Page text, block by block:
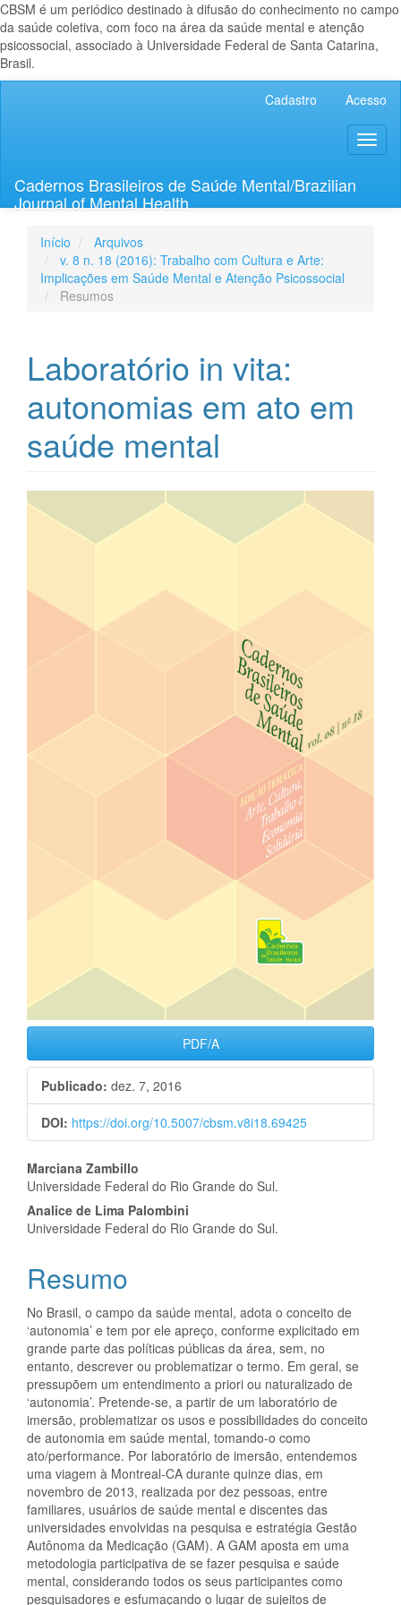
CBSM é um periódico destinado à difusão do conhecimento no campo
da saúde coletiva, com foco na área da saúde mental e atenção
psicossocial, associado à Universidade Federal de Santa Catarina,
Brasil.
Lateral
Cadastro Acesso
Cadernos Brasileiros de Saúde Mental/Brazilian
Journal of Mental Health
Início
Arquivos
v. 8 n. 18 (2016): Trabalho com Cultura e Arte:
Implicações em Saúde Mental e Atenção Psicossocial
Resumos
Laboratório in vita:
autonomias em ato em
saúde mental
Barra
lateral
artigos
PDF/A
Publicado: dez. 7, 2016
DOI: https://doi.org/10.5007/cbsm.v8i18.69425
Conteúdo
do
artigo
principal
Marciana Zambillo
Universidade Federal do Rio Grande do Sul.
Analice de Lima Palombini
Universidade Federal do Rio Grande do Sul.
Resumo
No Brasil, o campo da saúde mental, adota o conceito de
‘autonomia’ e tem por ele apreço, conforme explicitado em
grande parte das políticas públicas da área, sem, no
entanto, descrever ou problematizar o termo. Em geral, se
pressupõem um entendimento a priori ou naturalizado de
‘autonomia’. Pretende-se, a partir de um laboratório de
imersão, problematizar os usos e possibilidades do conceito
de autonomia em saúde mental, tomando-o como
ato/performance. Por laboratório de imersão, entendemos
uma viagem à Montreal-CA durante quinze dias, em
novembro de 2013, realizada por dez pessoas, entre
familiares, usuários de saúde mental e discentes das
universidades envolvidas na pesquisa e estratégia Gestão
Autônoma da Medicação (GAM). A GAM aposta em uma
metodologia participativa de se fazer pesquisa e saúde
mental, considerando todos os seus participantes como
pesquisadores e esfumaçando o lugar de sujeitos de